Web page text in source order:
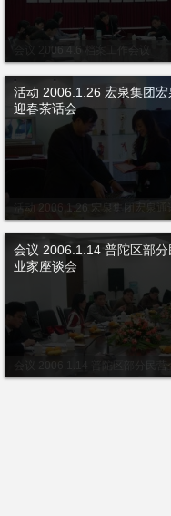
会议 2006.4.6 档案工作会议
活动 2006.1.26 宏泉集团宏泉通
活动 2006.1.26 宏泉集团宏
迎春茶话会
会议 2006.1.14 普陀区部分民
会议 2006.1.14 普陀区部分
业家座谈会